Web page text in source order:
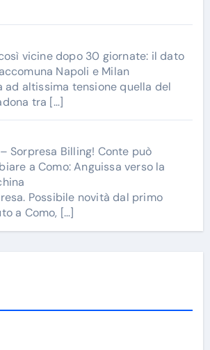
vicine dopo 30 giornate: il dato
Napoli e Milan
ad altissima tensione quella del
tra […]
Sorpresa Billing! Conte può
a Como: Anguissa verso la
Possibile novità dal primo
a Como, […]